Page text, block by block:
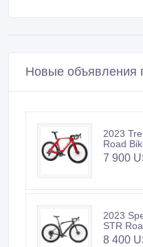
Новые объявления
2023
Road
7 900
2023
STR
8 400